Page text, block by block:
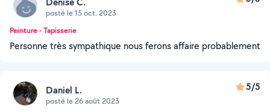
posté le 15 oct. 2023
Peinture - Tapisserie
Personne très sympathique nous ferons affaire probablement
Daniel L.
posté le 26 août 2023
5/5